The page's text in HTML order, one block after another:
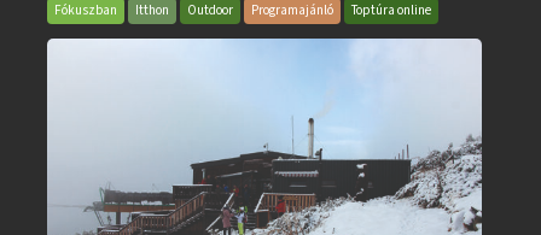
Fókuszban Itthon Outdoor Programajánló Toptúra online